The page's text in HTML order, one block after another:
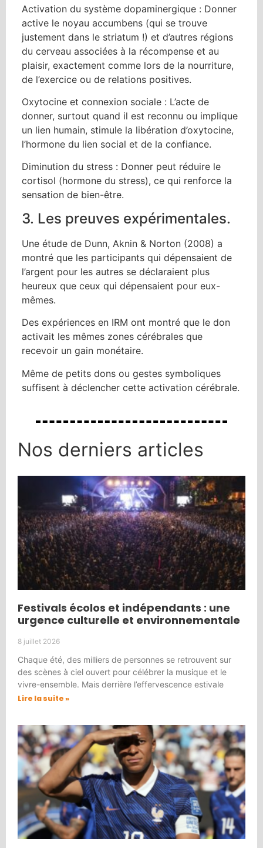
Activation du système dopaminergique : Donner
active le noyau accumbens (qui se trouve
justement dans le striatum !) et d’autres régions
du cerveau associées à la récompense et au
plaisir, exactement comme lors de la nourriture,
de l’exercice ou de relations positives.
Oxytocine et connexion sociale : L’acte de
donner, surtout quand il est reconnu ou implique
un lien humain, stimule la libération d’oxytocine,
l’hormone du lien social et de la confiance.
Diminution du stress : Donner peut réduire le
cortisol (hormone du stress), ce qui renforce la
sensation de bien-être.
3. Les preuves expérimentales.
Une étude de Dunn, Aknin & Norton (2008) a
montré que les participants qui dépensaient de
l’argent pour les autres se déclaraient plus
heureux que ceux qui dépensaient pour eux-
mêmes.
Des expériences en IRM ont montré que le don
activait les mêmes zones cérébrales que
recevoir un gain monétaire.
Même de petits dons ou gestes symboliques
suffisent à déclencher cette activation cérébrale.
Nos derniers articles
Festivals écolos et indépendants : une
urgence culturelle et environnementale
8 juillet 2026
Chaque été, des milliers de personnes se retrouvent sur
des scènes à ciel ouvert pour célébrer la musique et le
vivre-ensemble. Mais derrière l’effervescence estivale
Lire la suite »